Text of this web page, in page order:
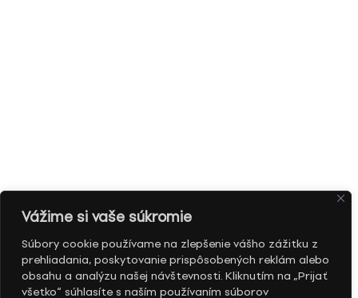
Vážime si vaše súkromie
Súbory cookie používame na zlepšenie vášho zážitku z
prehliadania, poskytovanie prispôsobených reklám alebo
obsahu a analýzu našej návštevnosti. Kliknutím na „Prijať
všetko“ súhlasíte s naším používaním súborov